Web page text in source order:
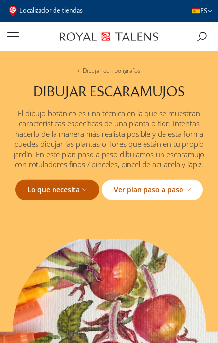
Localizador de tiendas ES
Dibujar con bolígrafos
DIBUJAR ESCARAMUJOS
El dibujo botánico es una técnica en la que se muestran
características específicas de una planta o flor. Intentas
hacerlo de la manera más realista posible y de esta forma
puedes dibujar las plantas o flores que están en tu propio
jardín. En este plan paso a paso dibujamos un escaramujo
con rotuladores finos / pinceles, pincel de acuarela y lápiz.
Lo que necesita Ver plan paso a paso